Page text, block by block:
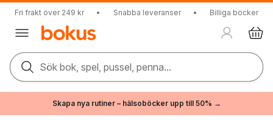
Fri frakt över 249 kr • Snabba leveranser • Billiga böcker
Sök bok, spel, pussel, penna...
Skapa nya rutiner – hälsoböcker upp till 50% →